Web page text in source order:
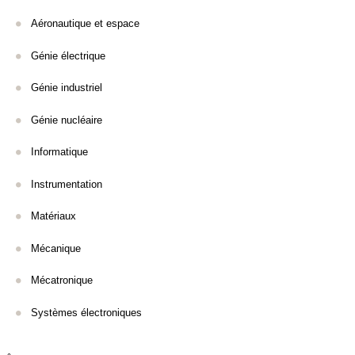
Aéronautique et espace
Génie électrique
Génie industriel
Génie nucléaire
Informatique
Instrumentation
Matériaux
Mécanique
Mécatronique
Systèmes électroniques